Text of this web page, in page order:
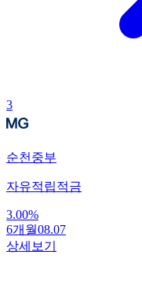
3
순천중부
자유적립적금
3.00%
6개월08.07
상세보기